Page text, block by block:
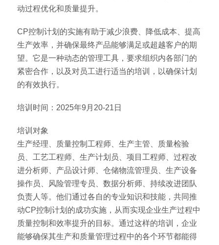
动过程优化和质量提升。
CP控制计划的实施有助于减少浪费、降低成本、提高
生产效率，并确保最终产品能够满足或超越客户的期
望。它是一种动态的管理工具，要求组织内各部门的
紧密合作，以及对员工进行适当的培训，以确保计划
的有效执行。
培训时间：2025年9月20-21日
培训对象
生产经理、质量控制工程师、生产主管、质量检验
员、工艺工程师、生产计划员、项目工程师、过程改
进分析师、产品设计师、仓储物流管理员、生产设备
操作员、风险管理专员、数据分析师、持续改进团队
负责人等。他们通过各自的专业知识和技能，共同推
动CP控制计划的成功实施，从而实现企业生产过程中
质量控制和效率提升的目标。通过这样的培训，企业
能够确保其生产和质量管理过程中的各个环节都能得